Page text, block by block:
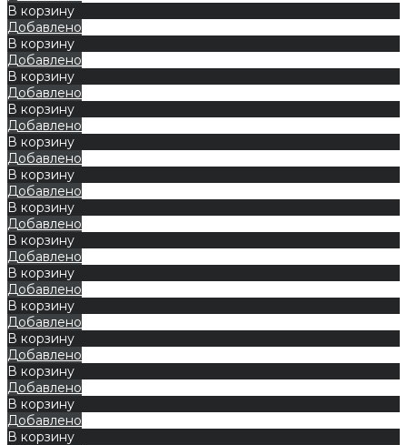
В корзину
Добавлено
В корзину
Добавлено
В корзину
Добавлено
В корзину
Добавлено
В корзину
Добавлено
В корзину
Добавлено
В корзину
Добавлено
В корзину
Добавлено
В корзину
Добавлено
В корзину
Добавлено
В корзину
Добавлено
В корзину
Добавлено
В корзину
Добавлено
В корзину